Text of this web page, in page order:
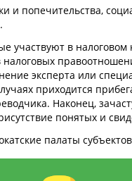
и попечительства,
участвуют в налоговом
налоговых
эксперта или
приходится
Наконец,
понятых и
палаты